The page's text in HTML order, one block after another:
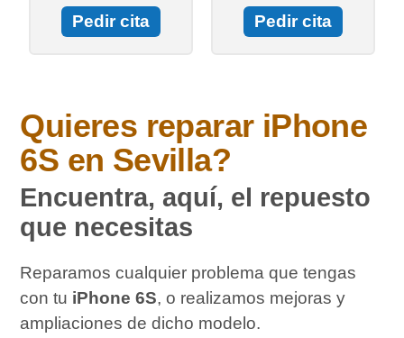
Pedir cita Pedir cita
Quieres reparar iPhone
6S en Sevilla?
Encuentra, aquí, el repuesto
que necesitas
Reparamos cualquier problema que tengas
con tu iPhone 6S, o realizamos mejoras y
ampliaciones de dicho modelo.